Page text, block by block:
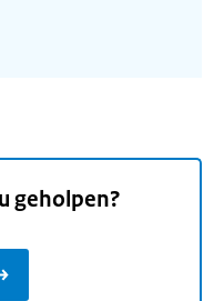
geholpen?